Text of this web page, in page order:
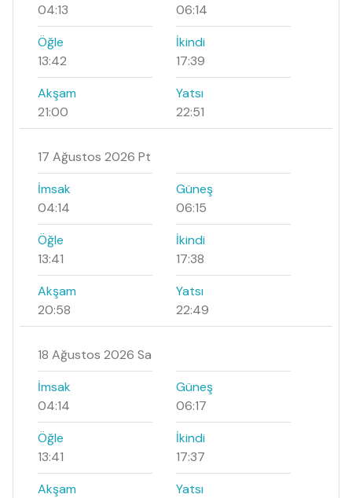
04:13
06:14
Öğle
13:42
İkindi
17:39
Akşam
21:00
Yatsı
22:51
17 Ağustos 2026 Pt
İmsak
04:14
Güneş
06:15
Öğle
13:41
İkindi
17:38
Akşam
20:58
Yatsı
22:49
18 Ağustos 2026 Sa
İmsak
04:14
Güneş
06:17
Öğle
13:41
İkindi
17:37
Akşam
Yatsı